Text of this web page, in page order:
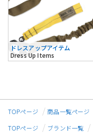
ドレスアップアイテム
Dress Up Items
TOPページ 商品一覧ページ
TOPページ
ブランド一覧